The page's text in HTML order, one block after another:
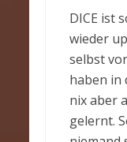
DICE ist
wieder
selbst
haben in
nix aber
gelernt.